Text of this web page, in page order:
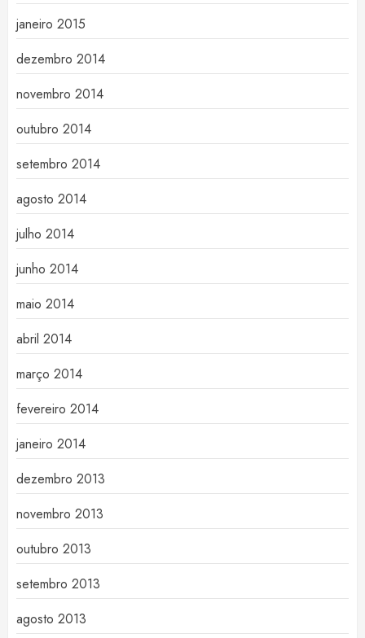
janeiro 2015
dezembro 2014
novembro 2014
outubro 2014
setembro 2014
agosto 2014
julho 2014
junho 2014
maio 2014
abril 2014
março 2014
fevereiro 2014
janeiro 2014
dezembro 2013
novembro 2013
outubro 2013
setembro 2013
agosto 2013